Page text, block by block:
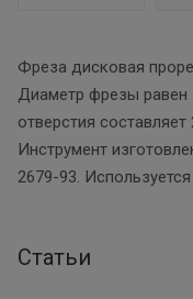
Фреза дисковая
Диаметр фрезы равен
отверстия
Инструмент
2679-93.
Статьи